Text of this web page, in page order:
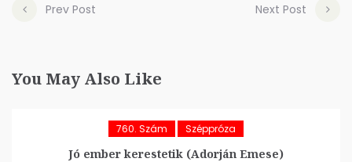
Prev Post Next Post
You May Also Like
760. Szám Széppróza
Jó ember kerestetik (Adorján Emese)